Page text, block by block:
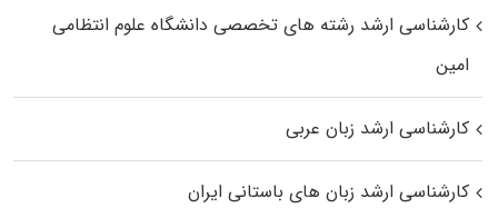
کارشناسی ارشد رﺷﺘﻪ ﻫﺎی تخصصی داﻧﺸﮕﺎه ﻋﻠﻮم انتظامی
اﻣﻴﻦ
کارشناسی ارشد زبان عربی
کارشناسی ارشد زبان‌ های باستانی ایران